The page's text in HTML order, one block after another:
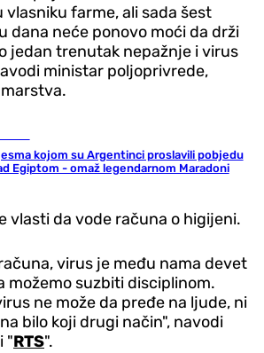
farme, ali sada šest
dana neće ponovo moći da drži
jedan trenutak nepažnje i virus
ministar poljoprivrede,
kojom su Argentinci proslavili pobjedu
Egiptom - omaž legendarnom Maradoni
vlasti da vode računa o higijeni.
virus je među nama devet
možemo suzbiti disciplinom.
ne može da pređe na ljude, ni
bilo koji drugi način", navodi
"RTS".